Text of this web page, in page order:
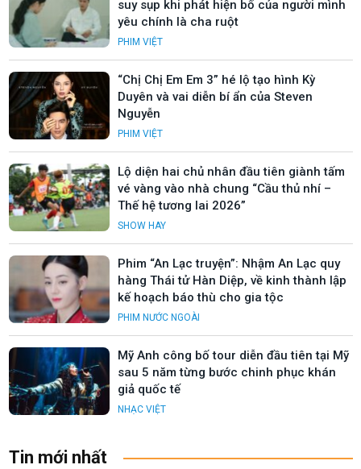
suy sụp khi phát hiện bố của người mình
yêu chính là cha ruột
PHIM VIỆT
“Chị Chị Em Em 3” hé lộ tạo hình Kỳ
Duyên và vai diễn bí ẩn của Steven
Nguyễn
PHIM VIỆT
Lộ diện hai chủ nhân đầu tiên giành tấm
vé vàng vào nhà chung “Cầu thủ nhí –
Thế hệ tương lai 2026”
SHOW HAY
Phim “An Lạc truyện”: Nhậm An Lạc quy
hàng Thái tử Hàn Diệp, về kinh thành lập
kế hoạch báo thù cho gia tộc
PHIM NƯỚC NGOÀI
Mỹ Anh công bố tour diễn đầu tiên tại Mỹ
sau 5 năm từng bước chinh phục khán
giả quốc tế
NHẠC VIỆT
Tin mới nhất